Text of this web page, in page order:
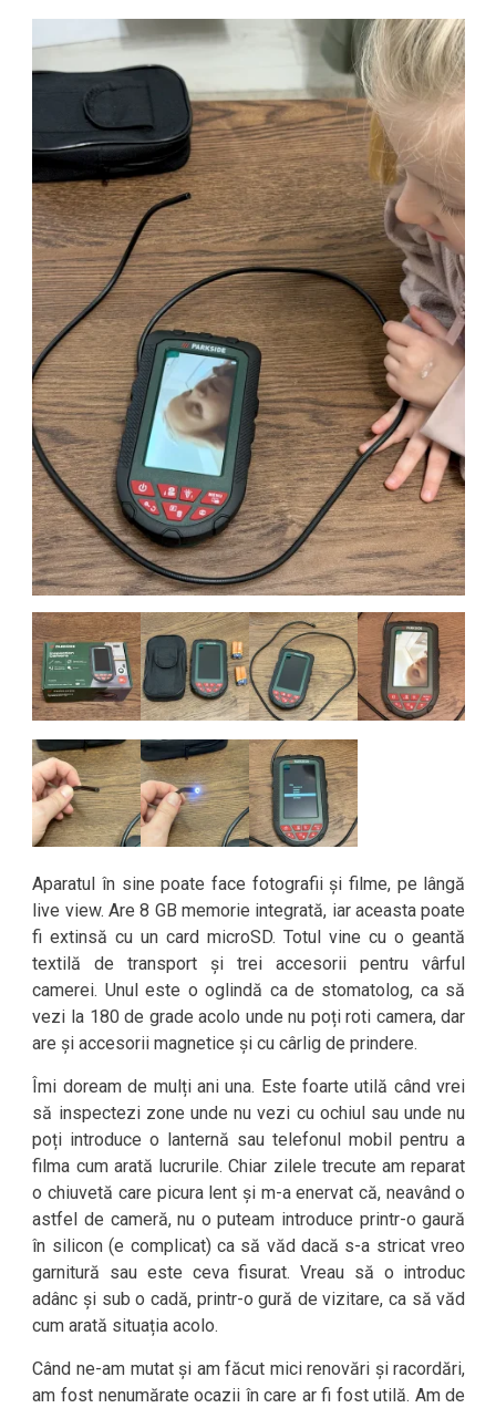
Aparatul în sine poate face fotografii și filme, pe lângă
live view. Are 8 GB memorie integrată, iar aceasta poate
fi extinsă cu un card microSD. Totul vine cu o geantă
textilă de transport și trei accesorii pentru vârful
camerei. Unul este o oglindă ca de stomatolog, ca să
vezi la 180 de grade acolo unde nu poți roti camera, dar
are și accesorii magnetice și cu cârlig de prindere.
Îmi doream de mulți ani una. Este foarte utilă când vrei
să inspectezi zone unde nu vezi cu ochiul sau unde nu
poți introduce o lanternă sau telefonul mobil pentru a
filma cum arată lucrurile. Chiar zilele trecute am reparat
o chiuvetă care picura lent și m-a enervat că, neavând o
astfel de cameră, nu o puteam introduce printr-o gaură
în silicon (e complicat) ca să văd dacă s-a stricat vreo
garnitură sau este ceva fisurat. Vreau să o introduc
adânc și sub o cadă, printr-o gură de vizitare, ca să văd
cum arată situația acolo.
Când ne-am mutat și am făcut mici renovări și racordări,
am fost nenumărate ocazii în care ar fi fost utilă. Am de